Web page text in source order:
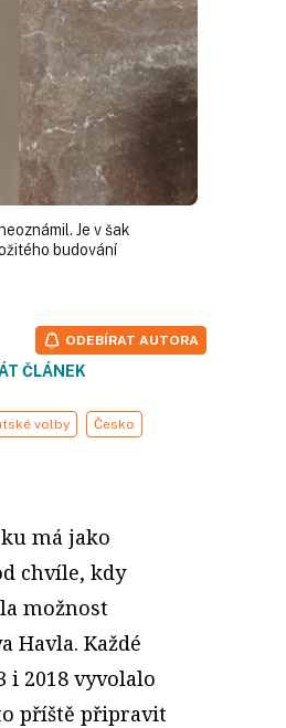
Je v šak
budování
ČLÁNEK
ODEBÍRAT AUTORA
volby Česko
má jako
chvíle, kdy
možnost
Havla. Každé
i 2018 vyvolalo
příště připravit